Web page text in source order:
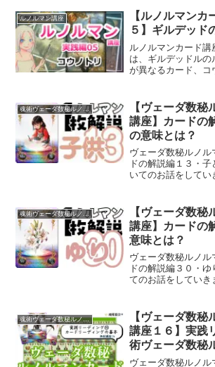
ルノルマン講座
【ルノルマンカ
５】ギルデッド
ルノルマンカード講
は、ギルデッドル
が異なるカード、コ
魂術ヴェーダ数秘ルノルマンカード
【ヴェーダ数秘
講座】カードの
の意味とは？
ヴェーダ数秘ルノル
ドの解説編１３・
いてのお話をしてい
魂術ヴェーダ数秘ルノルマンカード
【ヴェーダ数秘
講座】カードの
意味とは？
ヴェーダ数秘ルノル
ドの解説編３０・
てのお話をしていき
魂術ヴェーダ数秘ルノルマンカード
【ヴェーダ数秘
講座１６】実践
術ヴェーダ数秘
で占うときの心
ヴェーダ数秘ルノル